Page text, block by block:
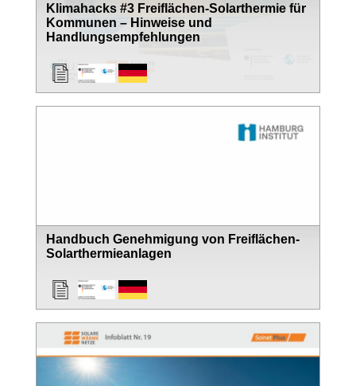
Klimahacks #3 Freiflächen-Solarthermie für
Kommunen – Hinweise und
Handlungsempfehlungen
Handbuch Genehmigung von Freiflächen-
Solarthermieanlagen